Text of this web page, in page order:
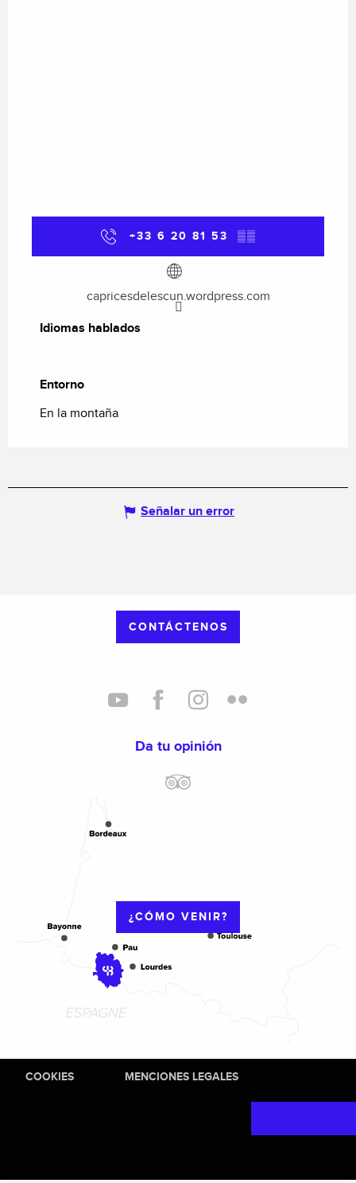
+33 6 20 81 53 ▒▒
capricesdelescun.wordpress.com
Idiomas hablados
Idiomas hablados
Entorno
Entorno
En la montaña
Señalar un error
CONTÁCTENOS
Da tu opinión
¿CÓMO VENIR?
COOKIES MENCIONES LEGALES